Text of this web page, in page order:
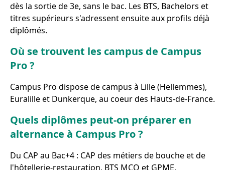
dès la sortie de 3e, sans le bac. Les BTS, Bachelors et
titres supérieurs s'adressent ensuite aux profils déjà
diplômés.
Où se trouvent les campus de Campus
Pro ?
Campus Pro dispose de campus à Lille (Hellemmes),
Euralille et Dunkerque, au coeur des Hauts-de-France.
Quels diplômes peut-on préparer en
alternance à Campus Pro ?
Du CAP au Bac+4 : CAP des métiers de bouche et de
l'hôtellerie-restauration, BTS MCO et GPME,